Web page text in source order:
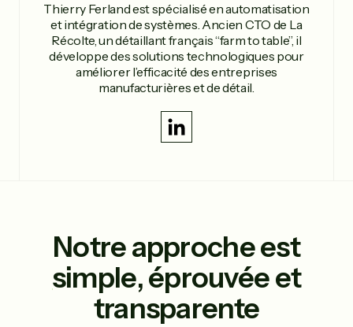
Thierry Ferland est spécialisé en automatisation
et intégration de systèmes. Ancien CTO de La
Récolte, un détaillant français “farm to table”, il
développe des solutions technologiques pour
améliorer l’efficacité des entreprises
manufacturières et de détail.
Notre approche est
simple, éprouvée et
transparente